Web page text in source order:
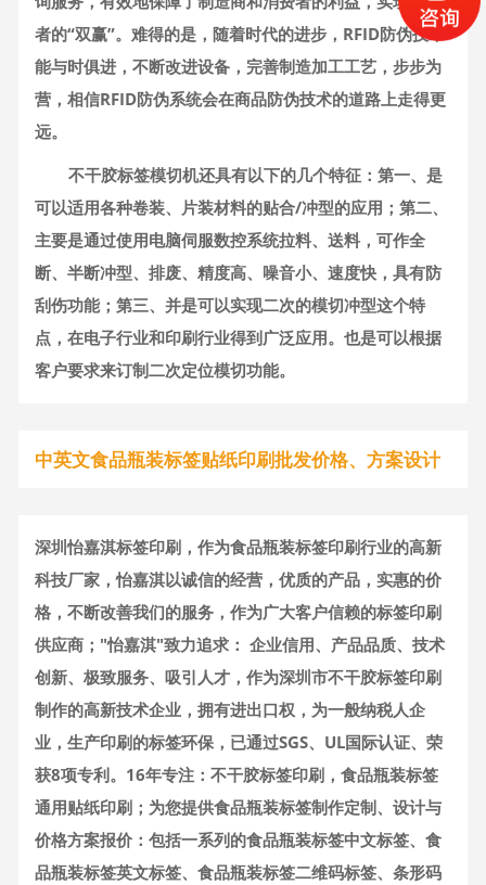
者的“双赢”。难得的是，随着时代的进步，RFID防伪技术
能与时俱进，不断改进设备，完善制造加工工艺，步步为
营，相信RFID防伪系统会在商品防伪技术的道路上走得更
远。
不干胶标签模切机还具有以下的几个特征：第一、是
可以适用各种卷装、片装材料的贴合/冲型的应用；第二、
主要是通过使用电脑伺服数控系统拉料、送料，可作全
断、半断冲型、排废、精度高、噪音小、速度快，具有防
刮伤功能；第三、并是可以实现二次的模切冲型这个特
点，在电子行业和印刷行业得到广泛应用。也是可以根据
客户要求来订制二次定位模切功能。
中英文食品瓶装标签贴纸印刷批发价格、方案设计
深圳怡嘉淇标签印刷，作为食品瓶装标签印刷行业的高新
科技厂家，怡嘉淇以诚信的经营，优质的产品，实惠的价
格，不断改善我们的服务，作为广大客户信赖的标签印刷
供应商；"怡嘉淇"致力追求： 企业信用、产品品质、技术
创新、极致服务、吸引人才，作为深圳市不干胶标签印刷
制作的高新技术企业，拥有进出口权，为一般纳税人企
业，生产印刷的标签环保，已通过SGS、UL国际认证、荣
获8项专利。16年专注：不干胶标签印刷，食品瓶装标签
通用贴纸印刷；为您提供食品瓶装标签制作定制、设计与
价格方案报价：包括一系列的食品瓶装标签中文标签、食
品瓶装标签英文标签、食品瓶装标签二维码标签、条形码